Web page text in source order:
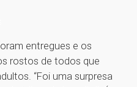
entregues e os
rostos de todos que
“Foi uma surpresa